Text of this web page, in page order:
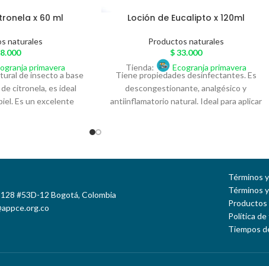
x 60 ml
naturales
primavera
de insecto a base
citronela, es ideal
Es un excelente
Loción de Eucalipto x 120ml
Productos naturales
$33.000
Tienda:
Ecogranja primavera
Tiene propiedades desinfectantes. Es
descongestionante, analgésico y
antiinflamatorio natural. Ideal para aplicar
#53D-12 Bogotá, Colombia
Términos
Términos
Productos
Política
Tiempos